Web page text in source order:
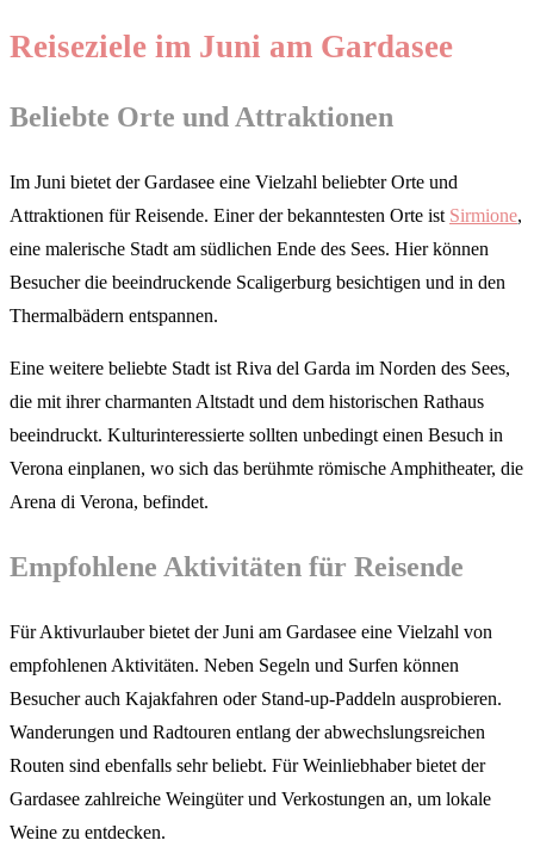
Reiseziele im Juni am Gardasee
Beliebte Orte und Attraktionen
Im Juni bietet der Gardasee eine Vielzahl beliebter Orte und
Attraktionen für Reisende. Einer der bekanntesten Orte ist Sirmione,
eine malerische Stadt am südlichen Ende des Sees. Hier können
Besucher die beeindruckende Scaligerburg besichtigen und in den
Thermalbädern entspannen.
Eine weitere beliebte Stadt ist Riva del Garda im Norden des Sees,
die mit ihrer charmanten Altstadt und dem historischen Rathaus
beeindruckt. Kulturinteressierte sollten unbedingt einen Besuch in
Verona einplanen, wo sich das berühmte römische Amphitheater, die
Arena di Verona, befindet.
Empfohlene Aktivitäten für Reisende
Für Aktivurlauber bietet der Juni am Gardasee eine Vielzahl von
empfohlenen Aktivitäten. Neben Segeln und Surfen können
Besucher auch Kajakfahren oder Stand-up-Paddeln ausprobieren.
Wanderungen und Radtouren entlang der abwechslungsreichen
Routen sind ebenfalls sehr beliebt. Für Weinliebhaber bietet der
Gardasee zahlreiche Weingüter und Verkostungen an, um lokale
Weine zu entdecken.